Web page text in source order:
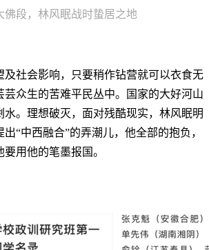
佛段，林风眠战时蛰居之地
及社会影响，只要稍作钻营就可以衣食无
芸众生的苦难平民丛中。国家的大好河山
水。理想破灭，面对残酷现实，林风眠明
“中西融合”的弄潮儿，他全部的抱负，
用他的笔墨报国。